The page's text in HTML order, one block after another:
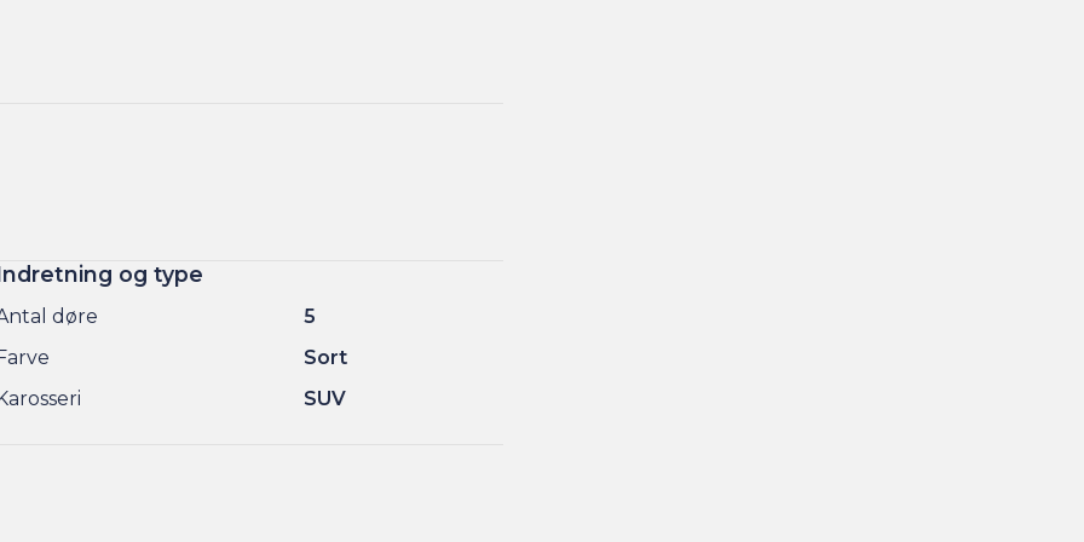
og type
døre
5
Sort
SUV